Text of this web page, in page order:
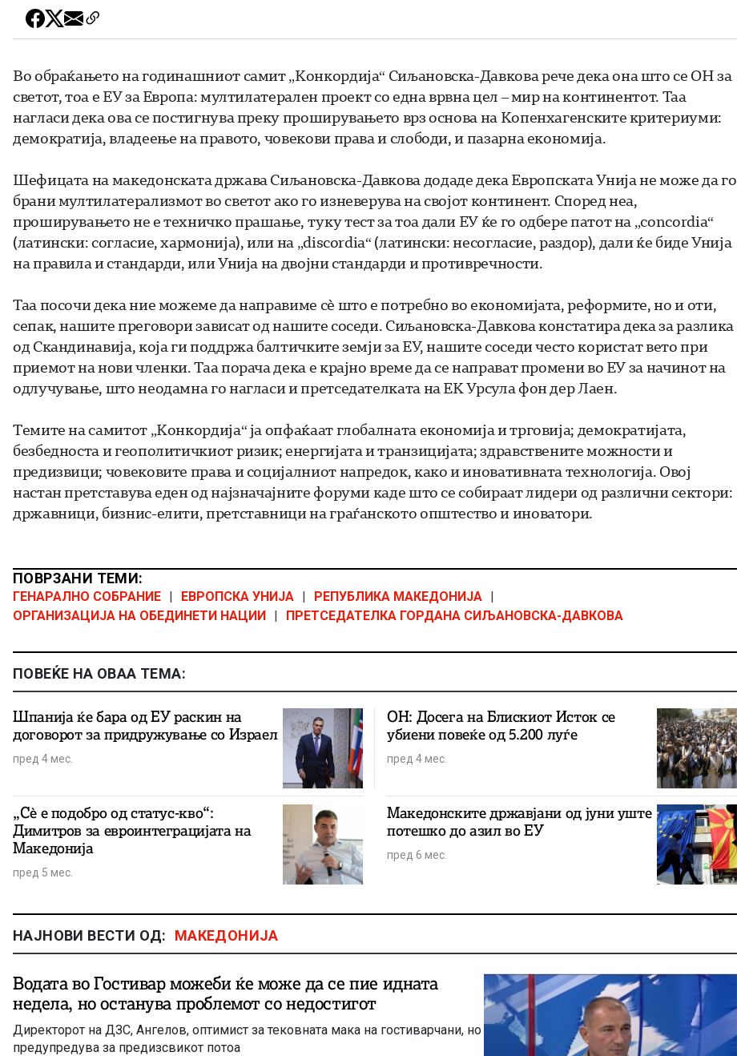
Во обраќањето на годинашниот самит „Конкордија“ Сиљановска-Давкова рече дека она што се ОН за
светот, тоа е ЕУ за Европа: мултилатерален проект со една врвна цел – мир на континентот. Таа
нагласи дека ова се постигнува преку проширувањето врз основа на Копенхагенските критериуми:
демократија, владеење на правото, човекови права и слободи, и пазарна економија.
Шефицата на македонската држава Сиљановска-Давкова додаде дека Европската Унија не може да го
брани мултилатерализмот во светот ако го изневерува на својот континент. Според неа,
проширувањето не е техничко прашање, туку тест за тоа дали ЕУ ќе го одбере патот на „concordia“
(латински: согласие, хармонија), или на „discordia“ (латински: несогласие, раздор), дали ќе биде Унија
на правила и стандарди, или Унија на двојни стандарди и противречности.
Таа посочи дека ние можеме да направиме сè што е потребно во економијата, реформите, но и оти,
сепак, нашите преговори зависат од нашите соседи. Сиљановска-Давкова констатира дека за разлика
од Скандинавија, која ги поддржа балтичките земји за ЕУ, нашите соседи често користат вето при
приемот на нови членки. Таа порача дека е крајно време да се направат промени во ЕУ за начинот на
одлучување, што неодамна го нагласи и претседателката на ЕК Урсула фон дер Лаен.
Темите на самитот „Конкордија“ ja опфаќаат глобалната економија и трговија; демократијата,
безбедноста и геополитичкиот ризик; енергијата и транзицијата; здравствените можности и
предизвици; човековите права и социјалниот напредок, како и иновативната технологија. Овој
настан претставува еден од најзначајните форуми каде што се собираат лидери од различни сектори:
државници, бизнис-елити, претставници на граѓанското општество и иноватори.
ПОВРЗАНИ ТЕМИ:
ГЕНАРАЛНО СОБРАНИЕ | ЕВРОПСКА УНИЈА | РЕПУБЛИКА МАКЕДОНИЈА |
ОРГАНИЗАЦИЈА НА ОБЕДИНЕТИ НАЦИИ | ПРЕТСЕДАТЕЛКА ГОРДАНА СИЉАНОВСКА-ДАВКОВА
ПОВЕЌЕ НА ОВАА ТЕМА:
Шпанија ќе бара од ЕУ раскин на
договорот за придружување со Израел
пред 4 мес.
ОН: Досега на Блискиот Исток се
убиени повеќе од 5.200 луѓе
пред 4 мес.
„Сè е подобро од статус-кво“:
Димитров за евроинтеграцијата на
Македонија
пред 5 мес.
Македонските државјани од јуни уште
потешко до азил во ЕУ
пред 6 мес.
НАЈНОВИ ВЕСТИ ОД: МАКЕДОНИЈА
Водата во Гостивар можеби ќе може да се пие идната
недела, но останува проблемот со недостигот
Директорот на ДЗС, Ангелов, оптимист за тековната мака на гостиварчани, но
предупредува за предизсвикот потоа